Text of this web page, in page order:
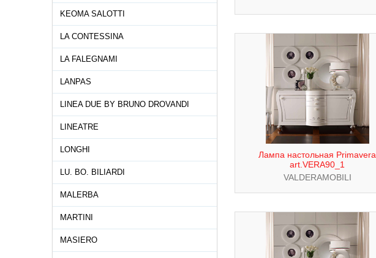
KEOMA SALOTTI
LA CONTESSINA
LA FALEGNAMI
LANPAS
LINEA DUE BY BRUNO DROVANDI
LINEATRE
LONGHI
LU. BO. BILIARDI
MALERBA
MARTINI
MASIERO
Лампа настольная Primavera
art.VERA90_1
VALDERAMOBILI